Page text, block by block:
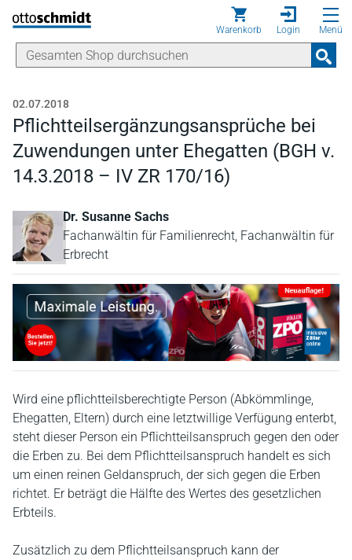
Direkt zum Inhalt
Warenkorb Login Menü
02.07.2018
Pflichtteilsergänzungsansprüche bei
Zuwendungen unter Ehegatten (BGH v.
14.3.2018 – IV ZR 170/16)
Dr. Susanne Sachs
Fachanwältin für Familienrecht, Fachanwältin für
Erbrecht
Wird eine pflichtteilsberechtigte Person (Abkömmlinge,
Ehegatten, Eltern) durch eine letztwillige Verfügung enterbt,
steht dieser Person ein Pflichtteilsanspruch gegen den oder
die Erben zu. Bei dem Pflichtteilsanspruch handelt es sich
um einen reinen Geldanspruch, der sich gegen die Erben
richtet. Er beträgt die Hälfte des Wertes des gesetzlichen
Erbteils.
Zusätzlich zu dem Pflichtteilsanspruch kann der